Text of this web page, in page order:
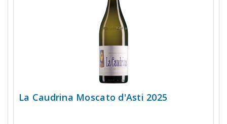
La Caudrina Moscato d'Asti 2025